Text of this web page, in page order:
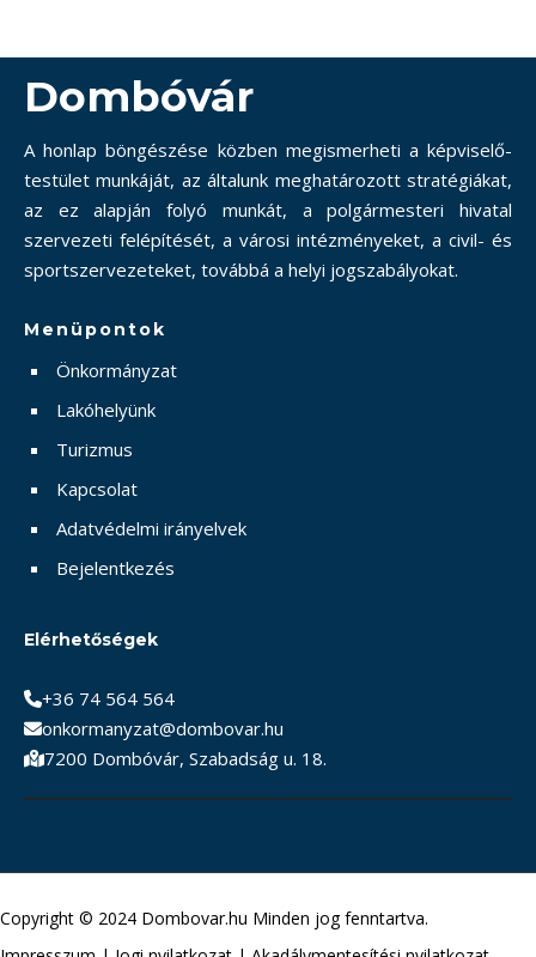
Dombóvár
A honlap böngészése közben megismerheti a képviselő-
testület munkáját, az általunk meghatározott stratégiákat,
az ez alapján folyó munkát, a polgármesteri hivatal
szervezeti felépítését, a városi intézményeket, a civil- és
sportszervezeteket, továbbá a helyi jogszabályokat.
Menüpontok
Önkormányzat
Lakóhelyünk
Turizmus
Kapcsolat
Adatvédelmi irányelvek
Bejelentkezés
Elérhetőségek
+36 74 564 564
onkormanyzat@dombovar.hu
7200 Dombóvár, Szabadság u. 18.
Copyright © 2024 Dombovar.hu Minden jog fenntartva.